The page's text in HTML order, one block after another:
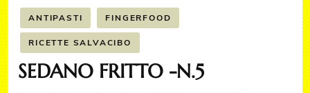
ANTIPASTI FINGERFOOD
RICETTE SALVACIBO
SEDANO FRITTO -N.5